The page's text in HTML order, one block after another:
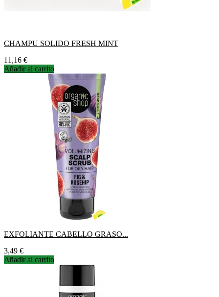
CHAMPU SOLIDO FRESH MINT
Precio
11,16 €
Añadir al carrito
EXFOLIANTE CABELLO GRASO...
Precio
3,49 €
Añadir al carrito